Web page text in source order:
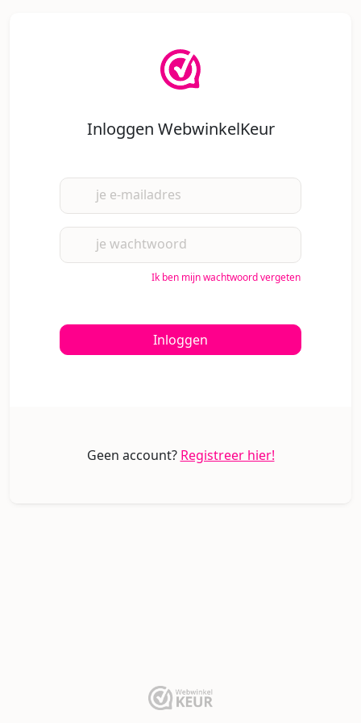
Inloggen WebwinkelKeur
je e-mailadres
je wachtwoord
Ik ben mijn wachtwoord vergeten
Inloggen
Geen account? Registreer hier!